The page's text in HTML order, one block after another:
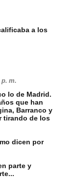
a los
p. m.
lo de Madrid.
que han
Barranco y
tirando de los
dicen por
parte y